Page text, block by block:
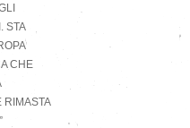
STA
CHE
RIMASTA